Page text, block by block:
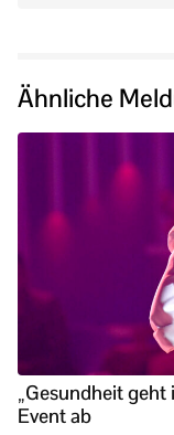
Ähnliche
„Gesundheit
Event ab